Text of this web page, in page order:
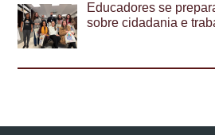
Educadores se
sobre cidadania e